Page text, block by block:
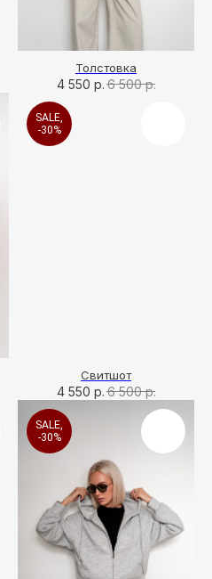
Толстовка
4 550 р. 6 500 р.
SALE,
-30%
Свитшот
4 550 р. 6 500 р.
SALE,
-30%